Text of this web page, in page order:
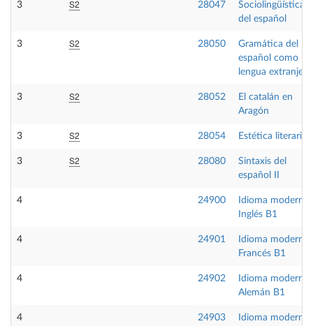
3 S2 28047
Sociolingüística
del español
3 S2 28050
Gramática del
español como
lengua extranjera
3 S2 28052
El catalán en
Aragón
3 S2 28054 Estética literaria
3 S2 28080
Sintaxis del
español II
4 24900
Idioma moderno
Inglés B1
4 24901
Idioma moderno
Francés B1
4 24902
Idioma moderno
Alemán B1
4 24903
Idioma moderno